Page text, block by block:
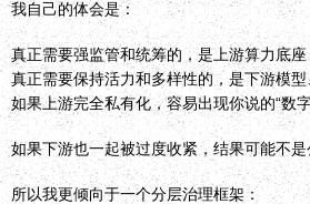
我自己的体会是：
真正需要强监管和统筹的，是上游算力底座
真正需要保持活力和多样性的，是下游模
如果上游完全私有化，容易出现你说的“数
如果下游也一起被过度收紧，结果可能不是
所以我更倾向于一个分层治理框架：